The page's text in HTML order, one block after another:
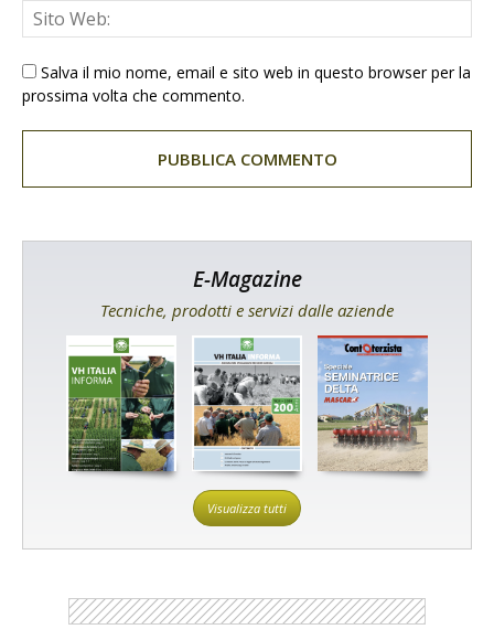
Salva il mio nome, email e sito web in questo browser per la
prossima volta che commento.
E-Magazine
Tecniche, prodotti e servizi dalle aziende
Visualizza tutti